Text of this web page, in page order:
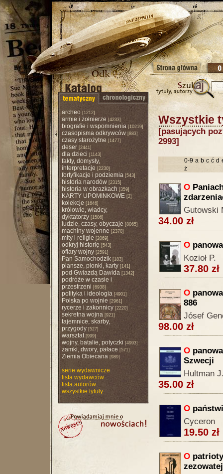
archeo [1212]
armie i żołnierze [4233]
biografie i wspomnienia[10219]
czasopisma odkrywców[883]
czasy starożytne [1477]
deser[2441]
dla dzieci [1143]
fakty, domysły,
interpretacje [2230]
fortyfikacje i podziemia[543]
historia narodów[2315]
historia w obrazkach [359]
KARTY UPOMINKOWE[2]
kolekcje [1646]
królowie, władcy,
dyktatorzy[1506]
ludzie, czasy, obyczaje [8065]
machiny wojenne [2370]
mity i religie [2069]
odkryj historię[543]
ofiary wojny[2591]
Pan Samochodzik[183]
plansze, pionki, karty[141]
pod Gwiazdą Dawida[1342]
podróże w czasie i
przestrzeni [6938]
polityka i ideologia[4901]
Polska po wojnie [2961]
rycerze i zakonnicy[2220]
sekretna wojna[921]
tajemnice, skarby,
przygody[527]
warsztat[999]
wojny, batalie, potyczki [4993]
zamki, dwory, pałace [571]
Ziemia Obiecana[989]
serie wydawnicze
lista wydawców
lista autorów
wszystkie tytuły
Wszystkie
[pasujących
2993]
0-9 a b c ć d
ż
O
Gutowski
34.00 zł
O
Kozioł P.
37.80 zł
O
886
Jósef
98.00 zł
O
Szwecji
Hultman
35.00 zł
O
Cyceron
19.50 zł
O